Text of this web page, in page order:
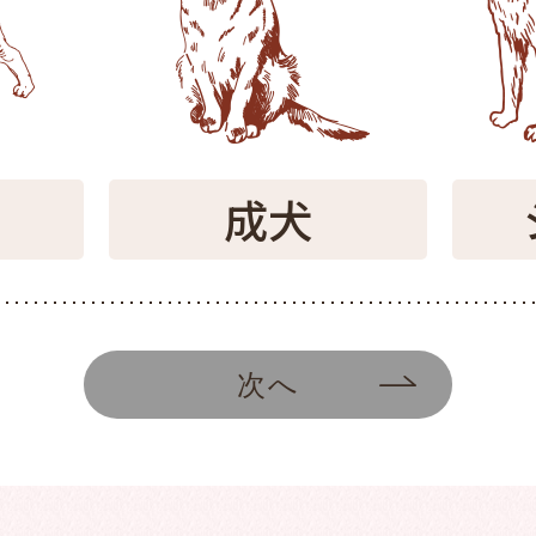
成犬
次へ